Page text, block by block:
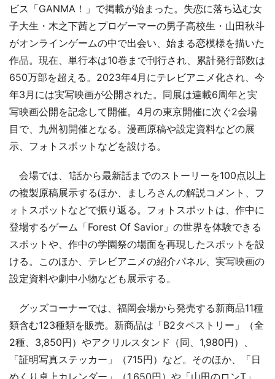
ビス「GANMA！」で掲載が始まった。失恋に落ち込む女
子大生・木之下茜とプロゲーマーの男子高校生・山田秋斗
がオンラインゲームの中で出会い、始まる恋模様を描いた
作品。現在、単行本は10巻まで刊行され、累計発行部数は
650万部を超える。2023年4月にテレビアニメ化され、今
年3月には実写映画が公開された。同展は連載6周年と実
写映画公開を記念して開催。4月の東京開催に次ぐ2会場
目で、九州初開催となる。漫画原稿や設定資料などの展
示、フォトスポットなどを設ける。
会場では、1話から最新話までのストーリーを100点以上
の複製原稿展示するほか、ましろさんの解説コメント、フ
ォトスポットなどで振り返る。フォトスポットは、作中に
登場するゲーム「Forest Of Savior」の世界を体験できる
スポットや、作中の学園祭の場面を再現したスポットを設
ける。このほか、テレビアニメの紹介パネル、実写映画の
設定資料や劇中小物なども展示する。
グッズコーナーでは、福岡会場から発売する新商品11種
類含む123種類を販売。新商品は「B2タペストリー」（全
2種、3,850円）やアクリルスタンド（同、1,980円）、
「証明写真ステッカー」（715円）など。そのほか、「日
めくり卓上カレンダー」（1,650円）や「山田のロンT」